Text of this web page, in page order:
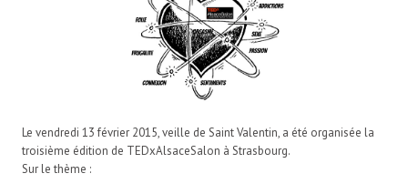
Le vendredi 13 février 2015, veille de Saint Valentin, a été organisée la
troisième édition de TEDxAlsaceSalon à Strasbourg.
Sur le thème :